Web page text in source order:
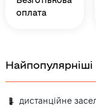
оплата
Найпопулярніші
дистанційне